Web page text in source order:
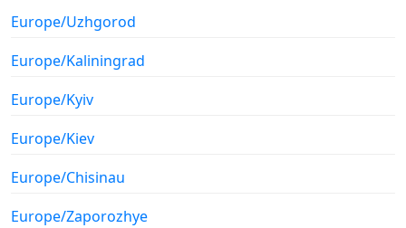
Europe/Uzhgorod
Europe/Kaliningrad
Europe/Kyiv
Europe/Kiev
Europe/Chisinau
Europe/Zaporozhye